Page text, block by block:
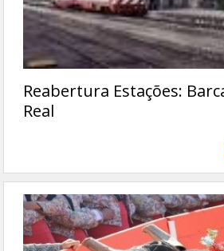
Reabertura Estações:
Real